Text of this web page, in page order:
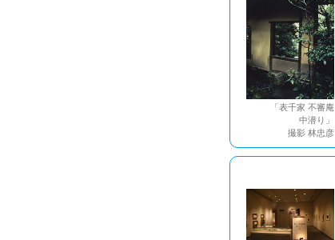
「表千家 不審庵
中潜り」
撮影 林忠彦